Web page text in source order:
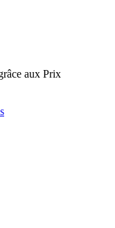
aux Prix